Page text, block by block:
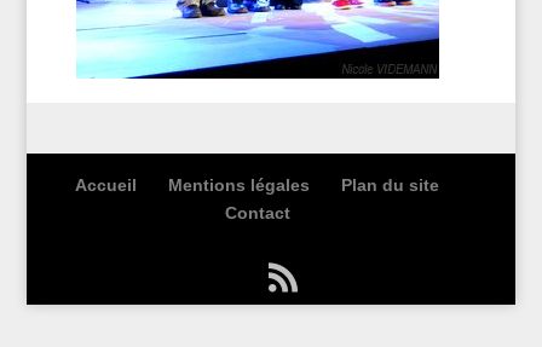
Accueil Mentions légales
Plan du site
Contact